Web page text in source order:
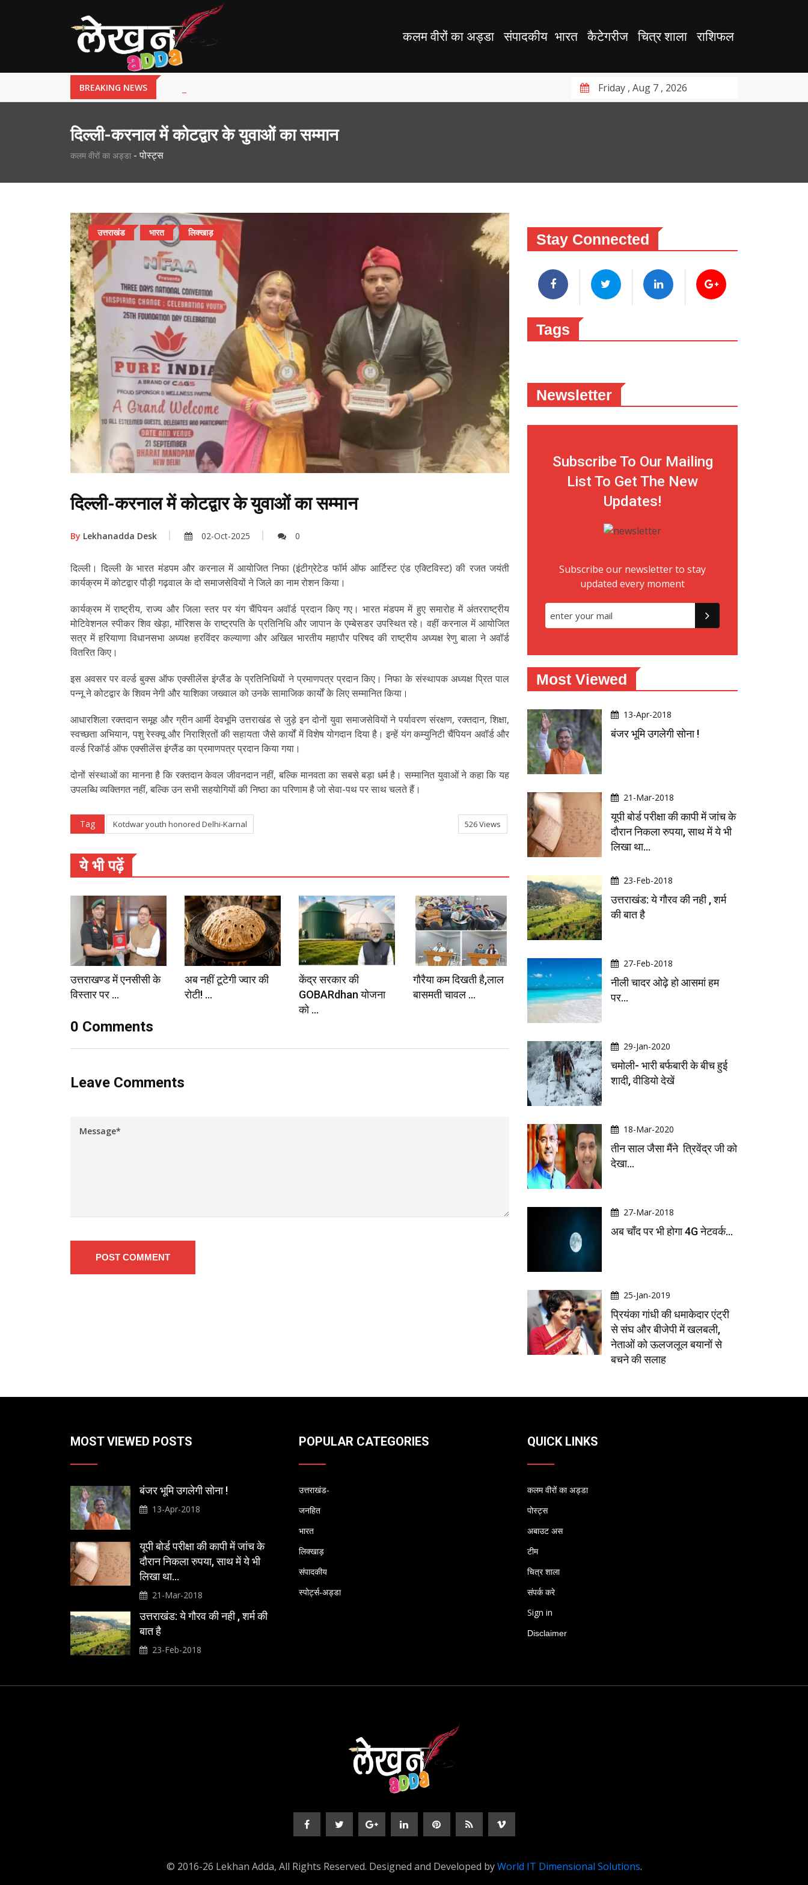
कलम वीरों का अड्डा संपादकीय भारत कैटेगरीज चित्र शाला राशिफल
BREAKING NEWS Friday , Aug 7 , 2026
दिल्ली-करनाल में कोटद्वार के युवाओं का सम्मान
कलम वीरों का अड्डा - पोस्ट्स
उत्तराखंड भारत लिक्खाड़
दिल्ली-करनाल में कोटद्वार के युवाओं का सम्मान
By Lekhanadda Desk 02-Oct-2025 0
दिल्ली। दिल्ली के भारत मंडपम और करनाल में आयोजित निफा (इंटीग्रेटेड फॉर्म ऑफ आर्टिस्ट एंड एक्टिविस्ट) की रजत जयंती
कार्यक्रम में कोटद्वार पौड़ी गढ़वाल के दो समाजसेवियों ने जिले का नाम रोशन किया।
कार्यक्रम में राष्ट्रीय, राज्य और जिला स्तर पर यंग चैंपियन अवॉर्ड प्रदान किए गए। भारत मंडपम में हुए समारोह में अंतरराष्ट्रीय
मोटिवेशनल स्पीकर शिव खेड़ा, मॉरिशस के राष्ट्रपति के प्रतिनिधि और जापान के एम्बेसडर उपस्थित रहे। वहीं करनाल में आयोजित
सत्र में हरियाणा विधानसभा अध्यक्ष हरविंदर कल्याणा और अखिल भारतीय महापौर परिषद की राष्ट्रीय अध्यक्ष रेणु बाला ने अवॉर्ड
वितरित किए।
इस अवसर पर वर्ल्ड बुक्स ऑफ एक्सीलेंस इंग्लैंड के प्रतिनिधियों ने प्रमाणपत्र प्रदान किए। निफा के संस्थापक अध्यक्ष प्रित पाल
पन्नू ने कोटद्वार के शिवम नेगी और याशिका जख्वाल को उनके सामाजिक कार्यों के लिए सम्मानित किया।
आधारशिला रक्तदान समूह और ग्रीन आर्मी देवभूमि उत्तराखंड से जुड़े इन दोनों युवा समाजसेवियों ने पर्यावरण संरक्षण, रक्तदान, शिक्षा,
स्वच्छता अभियान, पशु रेस्क्यू और निराश्रितों की सहायता जैसे कार्यों में विशेष योगदान दिया है। इन्हें यंग कम्युनिटी चैंपियन अवॉर्ड और
वर्ल्ड रिकॉर्ड ऑफ एक्सीलेंस इंग्लैंड का प्रमाणपत्र प्रदान किया गया।
दोनों संस्थाओं का मानना है कि रक्तदान केवल जीवनदान नहीं, बल्कि मानवता का सबसे बड़ा धर्म है। सम्मानित युवाओं ने कहा कि यह
उपलब्धि व्यक्तिगत नहीं, बल्कि उन सभी सहयोगियों की निष्ठा का परिणाम है जो सेवा-पथ पर साथ चलते हैं।
Tag Kotdwar youth honored Delhi-Karnal 526 Views
ये भी पढ़ें
उत्तराखण्ड में एनसीसी के
विस्तार पर ...
अब नहीं टूटेगी ज्वार की
रोटी! ...
केंद्र सरकार की
GOBARdhan योजना
को ...
गौरैया कम दिखती है,लाल
बासमती चावल ...
0 Comments
Leave Comments
POST COMMENT
Stay Connected
Tags
Newsletter
Subscribe To Our Mailing
List To Get The New
Updates!
Subscribe our newsletter to stay
updated every moment
Most Viewed
13-Apr-2018
बंजर भूमि उगलेगी सोना !
21-Mar-2018
यूपी बोर्ड परीक्षा की कापी में जांच के
दौरान निकला रुपया, साथ में ये भी
लिखा था…
23-Feb-2018
उत्तराखंड: ये गौरव की नही , शर्म
की बात है
27-Feb-2018
नीली चादर ओढ़े हो आसमां हम
पर...
29-Jan-2020
चमोली- भारी बर्फबारी के बीच हुई
शादी, वीडियो देखें
18-Mar-2020
तीन साल जैसा मैंने त्रिवेंद्र जी को
देखा...
27-Mar-2018
अब चाँद पर भी होगा 4G नेटवर्क...
25-Jan-2019
प्रियंका गांधी की धमाकेदार एंट्री
से संघ और बीजेपी में खलबली,
नेताओं को ऊलजलूल बयानों से
बचने की सलाह
MOST VIEWED POSTS
बंजर भूमि उगलेगी सोना !
13-Apr-2018
यूपी बोर्ड परीक्षा की कापी में जांच के
दौरान निकला रुपया, साथ में ये भी
लिखा था…
21-Mar-2018
उत्तराखंड: ये गौरव की नही , शर्म की
बात है
23-Feb-2018
POPULAR CATEGORIES
उत्तराखंड-
जनहित
भारत
लिक्खाड़
संपादकीय
स्पोर्ट्स-अड्डा
QUICK LINKS
कलम वीरों का अड्डा
पोस्ट्स
अबाउट अस
टीम
चित्र शाला
संपर्क करे
Sign in
Disclaimer
© 2016-26 Lekhan Adda, All Rights Reserved. Designed and Developed byWorld IT Dimensional Solutions.